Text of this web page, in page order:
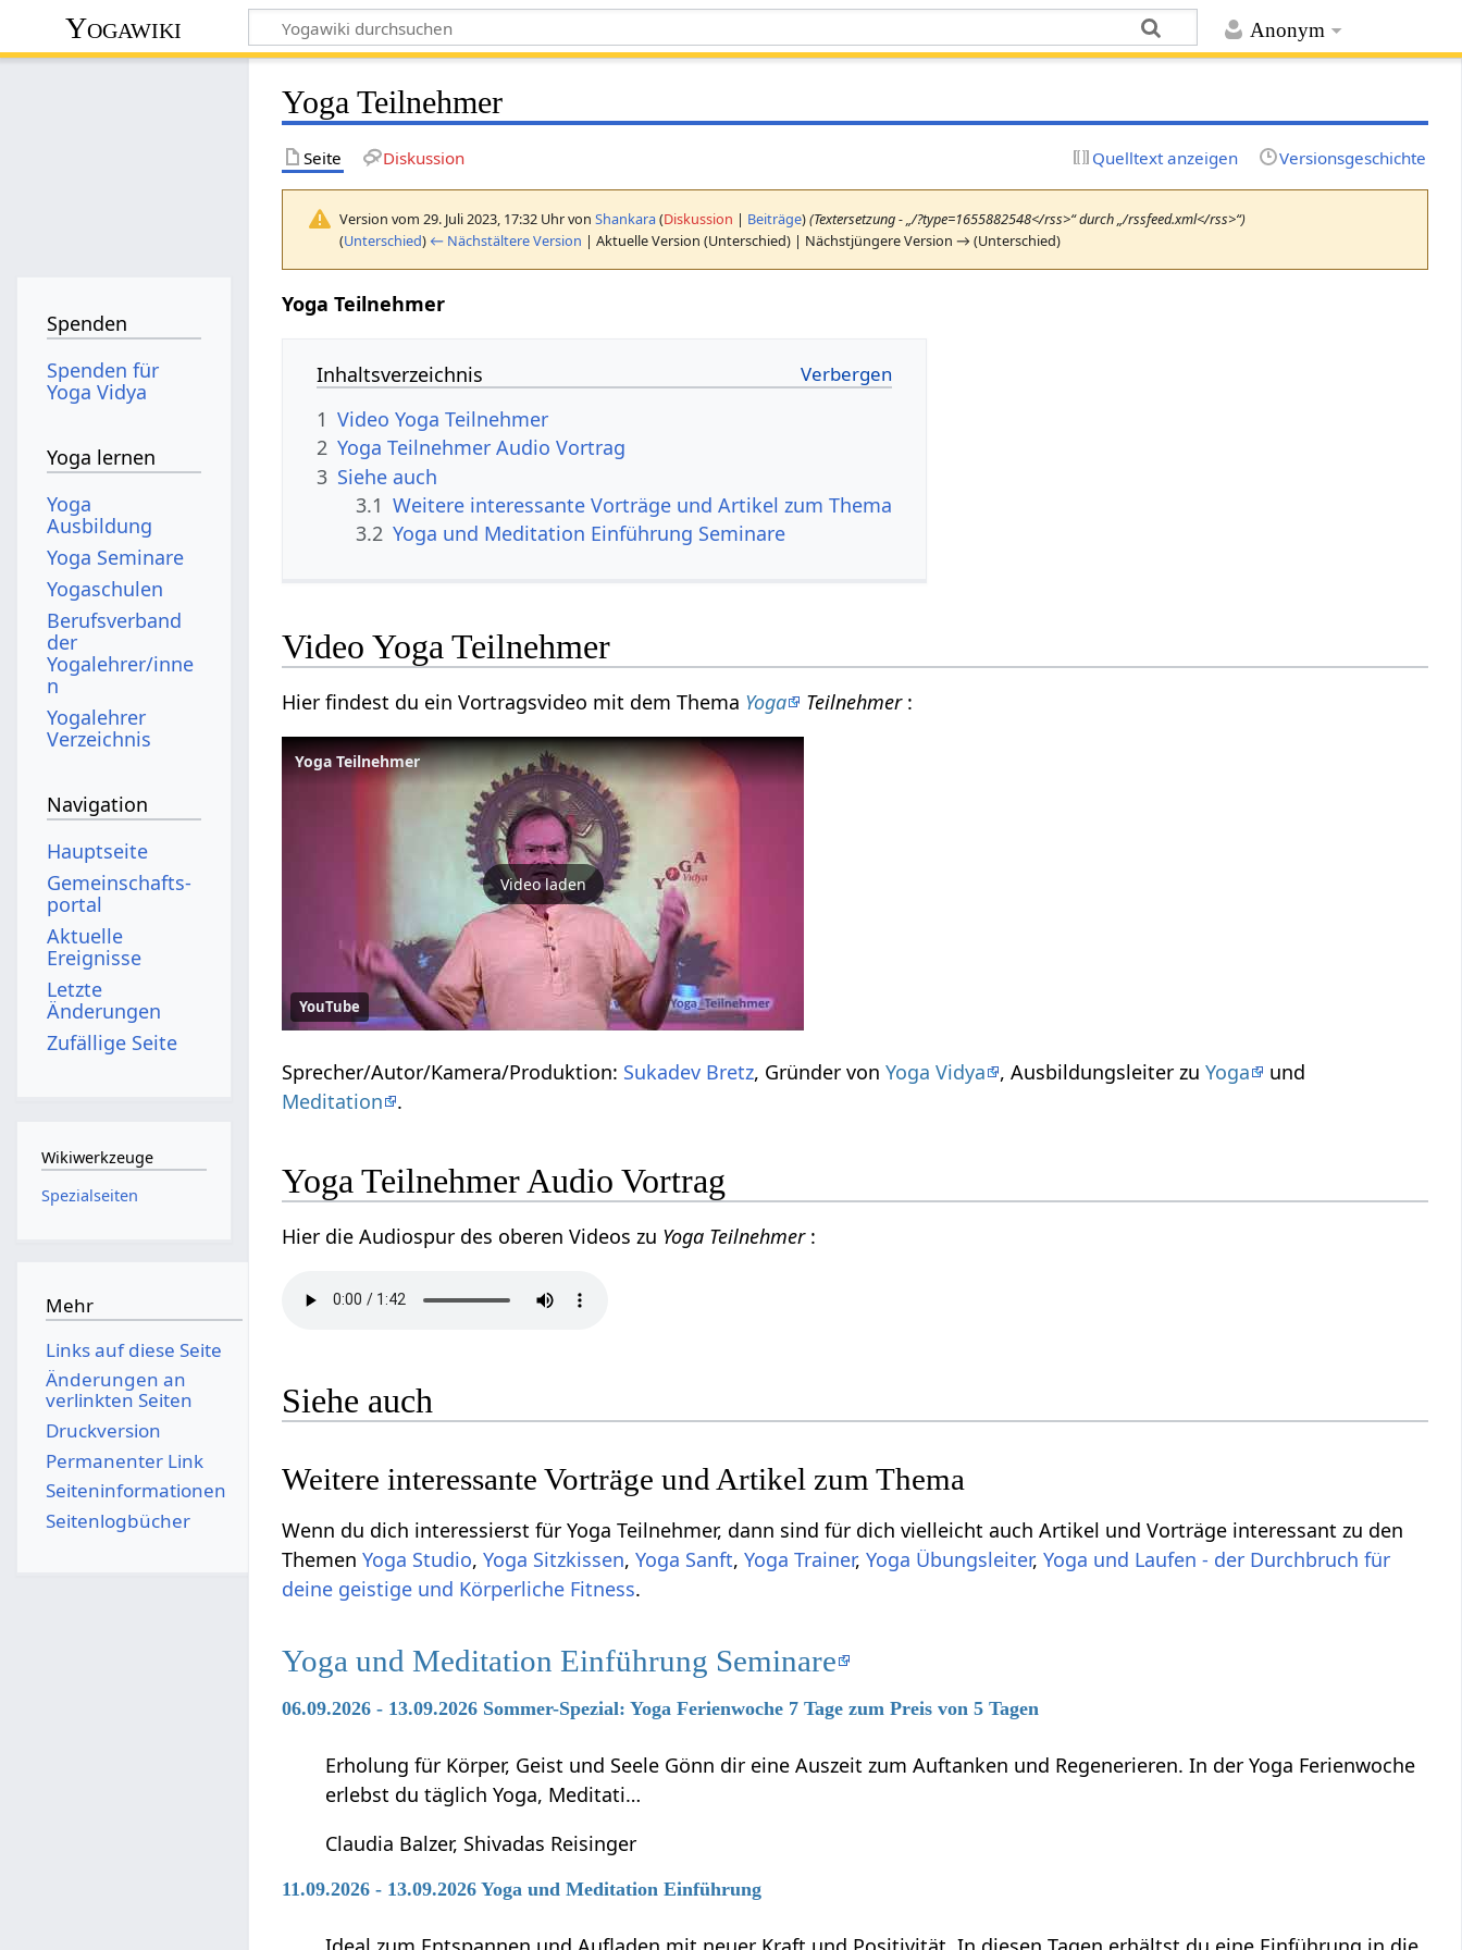
Anonym
Yogawiki
Yoga Teilnehmer
Seite Diskussion Quelltext anzeigen Versionsgeschichte
Version vom 29. Juli 2023, 17:32 Uhr vonShankara(Diskussion | Beiträge)(Textersetzung - „/?type=1655882548</rss>“ durch „/rssfeed.xml</rss>“)
(Unterschied) ← Nächstältere Version | Aktuelle Version (Unterschied) | Nächstjüngere Version → (Unterschied)
Yoga Teilnehmer
Inhaltsverzeichnis
1 Video Yoga Teilnehmer
2 Yoga Teilnehmer Audio Vortrag
3 Siehe auch
3.1 Weitere interessante Vorträge und Artikel zum Thema
3.2 Yoga und Meditation Einführung Seminare
Video Yoga Teilnehmer
Hier findest du ein Vortragsvideo mit dem Thema Yoga Teilnehmer :
Yoga Teilnehmer
Video laden
YouTube
Sprecher/Autor/Kamera/Produktion: Sukadev Bretz, Gründer vonYoga Vidya , Ausbildungsleiter zuYoga
und
Meditation
.
Yoga Teilnehmer Audio Vortrag
Hier die Audiospur des oberen Videos zu Yoga Teilnehmer :
Siehe auch
Weitere interessante Vorträge und Artikel zum Thema
Wenn du dich interessierst für Yoga Teilnehmer, dann sind für dich vielleicht auch Artikel und Vorträge interessant zu den
ThemenYoga Studio,Yoga Sitzkissen,Yoga Sanft,Yoga Trainer,Yoga Übungsleiter,Yoga und Laufen - der Durchbruch für
deine geistige und Körperliche Fitness.
Yoga und Meditation Einführung Seminare
06.09.2026 - 13.09.2026 Sommer-Spezial: Yoga Ferienwoche 7 Tage zum Preis von 5 Tagen
Erholung für Körper, Geist und Seele Gönn dir eine Auszeit zum Auftanken und Regenerieren. In der Yoga Ferienwoche
erlebst du täglich Yoga, Meditati…
Claudia Balzer, Shivadas Reisinger
11.09.2026 - 13.09.2026 Yoga und Meditation Einführung
Spenden
Spenden für
Yoga Vidya
Yoga lernen
Yoga
Ausbildung
Yoga Seminare
Yogaschulen
Berufsverband
der
Yogalehrer/inne
n
Yogalehrer
Verzeichnis
Navigation
Hauptseite
Gemeinschafts­
portal
Aktuelle
Ereignisse
Letzte
Änderungen
Zufällige Seite
Wikiwerkzeuge
Spezialseiten
Mehr
Links auf diese Seite
Änderungen an
verlinkten Seiten
Druckversion
Permanenter Link
Seiten­­informationen
Seitenlogbücher